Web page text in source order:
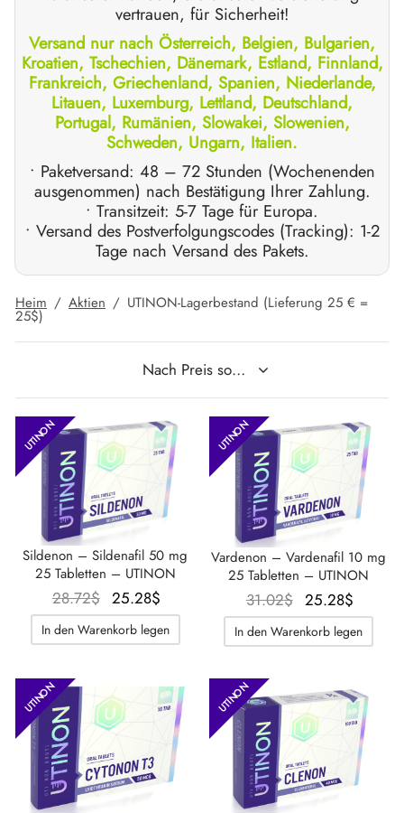
vertrauen, für Sicherheit!
Versand nur nach Österreich, Belgien, Bulgarien,
Kroatien, Tschechien, Dänemark, Estland, Finnland,
Frankreich, Griechenland, Spanien, Niederlande,
Litauen, Luxemburg, Lettland, Deutschland,
Portugal, Rumänien, Slowakei, Slowenien,
Schweden, Ungarn, Italien.
• Paketversand: 48 – 72 Stunden (Wochenenden
ausgenommen) nach Bestätigung Ihrer Zahlung.
• Transitzeit: 5-7 Tage für Europa.
• Versand des Postverfolgungscodes (Tracking): 1-2
Tage nach Versand des Pakets.
Heim / Aktien / UTINON-Lagerbestand (Lieferung 25 € =
25$)
UTINON
Sildenon – Sildenafil 50 mg
25 Tabletten – UTINON
28.72$
Der
ursprüngliche
Preis war:
25.28$
aktuelle
Preis
25.28$.
In den Warenkorb legen
UTINON
Vardenon – Vardenafil 10 mg
25 Tabletten – UTINON
31.02$
Der
ursprüngliche
Preis war:
25.28$
Preis
In den Warenkorb legen
UTINON UTINON
/ GENETIC 🇪🇺
🇪🇺
/ PHARMACOM INT. 🌍
(Stanozolol) Oral
(Mounjaro)
GnRH